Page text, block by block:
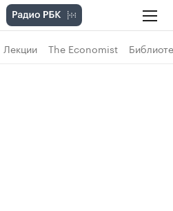
Лекции The Economist